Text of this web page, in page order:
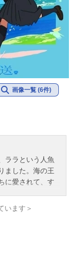
画像一覧 (6件)
ララという人魚
ました。海の王
に愛されて、す
の王子に恋をし
います＞